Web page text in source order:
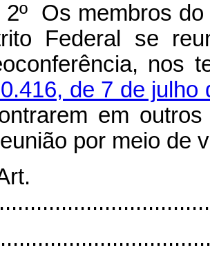
2º Os membros
Federal se
nos
de 7 de julho
em
por meio de